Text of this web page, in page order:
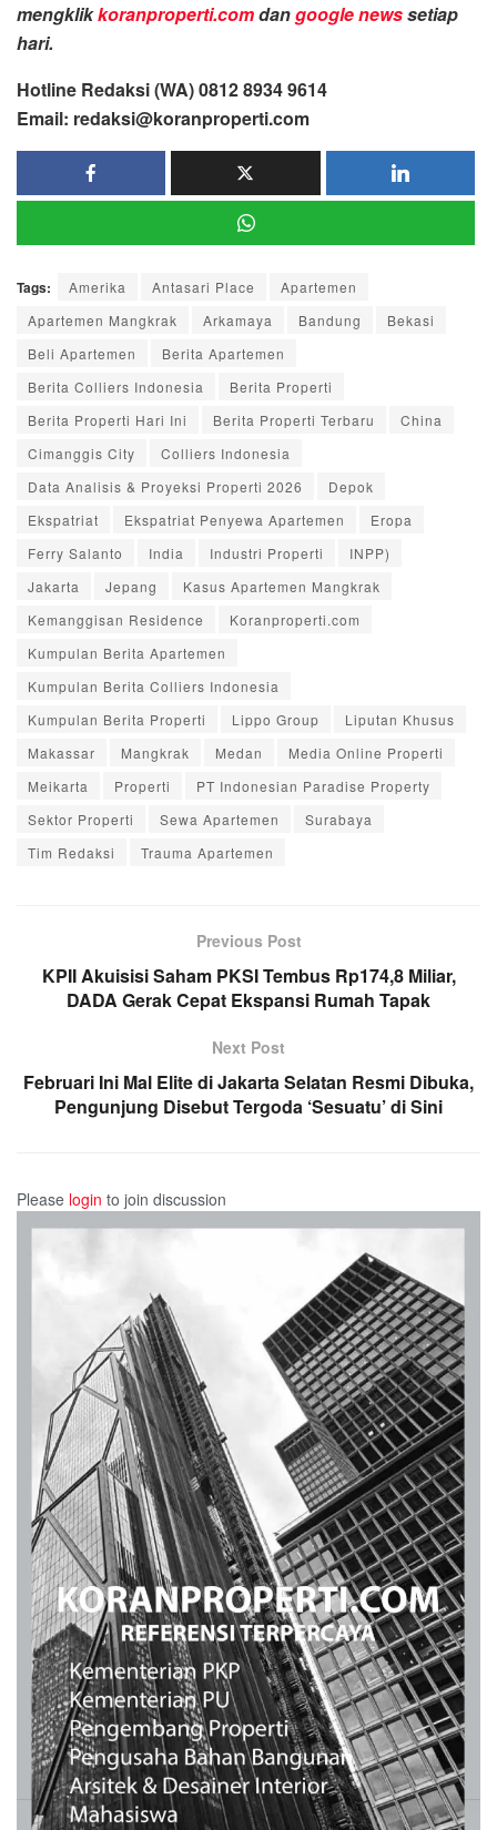
mengklikkoranproperti.comdangoogle newssetiap
hari.
Hotline Redaksi (WA) 0812 8934 9614
Email: redaksi@koranproperti.com
Tags: Amerika Antasari Place
Apartemen
Apartemen Mangkrak
Arkamaya Bandung
Bekasi
Beli Apartemen
Berita Apartemen
Berita Colliers Indonesia
Berita Properti
Berita Properti Hari Ini
Berita Properti Terbaru
China
Cimanggis City
Colliers Indonesia
Data Analisis & Proyeksi Properti 2026
Depok
Ekspatriat
Ekspatriat Penyewa Apartemen
Eropa
Ferry Salanto
India Industri Properti
INPP)
Jakarta
Jepang
Kasus Apartemen Mangkrak
Kemanggisan Residence
Koranproperti.com
Kumpulan Berita Apartemen
Kumpulan Berita Colliers Indonesia
Kumpulan Berita Properti
Lippo Group
Liputan Khusus
Makassar
Mangkrak Medan
Media Online Properti
Meikarta
Properti
PT Indonesian Paradise Property
Sektor Properti
Sewa Apartemen
Surabaya
Tim Redaksi
Trauma Apartemen
Previous Post
KPII Akuisisi Saham PKSI Tembus Rp174,8 Miliar,
DADA Gerak Cepat Ekspansi Rumah Tapak
Next Post
Februari Ini Mal Elite di Jakarta Selatan Resmi Dibuka,
Pengunjung Disebut Tergoda ‘Sesuatu’ di Sini
Please login to join discussion